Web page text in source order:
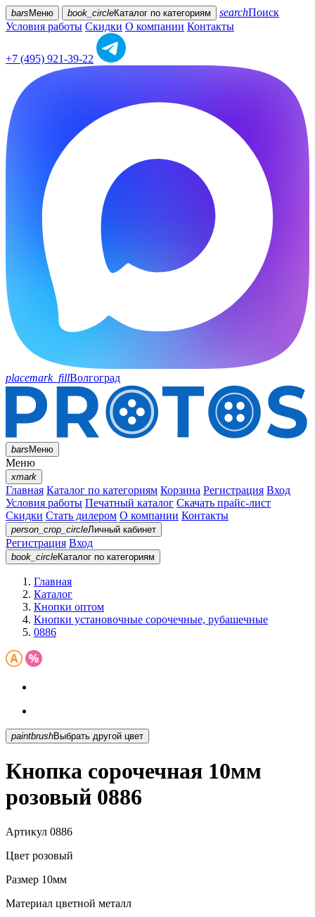
bars Меню book_circleКаталог по категориям searchПоиск
Условия работы Скидки О компании Контакты
+7 (495) 921-39-22
placemark_fillВолгоград
barsМеню
Меню
xmark
Главная Каталог по категориям Корзина Регистрация Вход
Условия работы Печатный каталог Скачать прайс-лист
Скидки Стать дилером О компании Контакты
person_crop_circleЛичный кабинет
Регистрация Вход
book_circleКаталог по категориям
Главная
Каталог
Кнопки оптом
Кнопки установочные сорочечные, рубашечные
0886
paintbrush Выбрать другой цвет
Кнопка сорочечная 10мм
розовый 0886
Артикул 0886
Цвет розовый
Размер 10мм
Материал цветной металл